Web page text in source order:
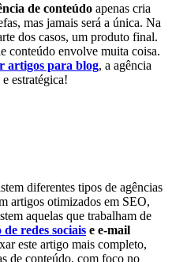
de conteúdo apenas cria
mas jamais será a única. Na
dos casos, um produto final.
conteúdo envolve muita coisa.
artigos para blog, a agência
estratégica!
diferentes tipos de agências
artigos otimizados em SEO,
aquelas que trabalham de
de redes sociais e e-mail
este artigo mais completo,
de conteúdo, com foco no